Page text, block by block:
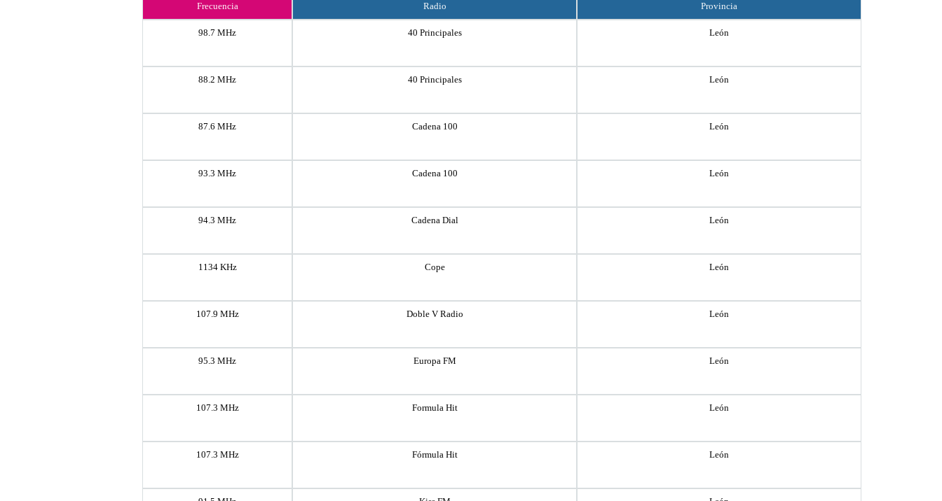
Frecuencia Radio Provincia
98.7 MHz 40 Principales León
88.2 MHz 40 Principales León
87.6 MHz Cadena 100 León
93.3 MHz Cadena 100 León
94.3 MHz Cadena Dial León
1134 KHz Cope León
107.9 MHz Doble V Radio León
95.3 MHz Europa FM León
107.3 MHz Formula Hit León
107.3 MHz Fórmula Hit León